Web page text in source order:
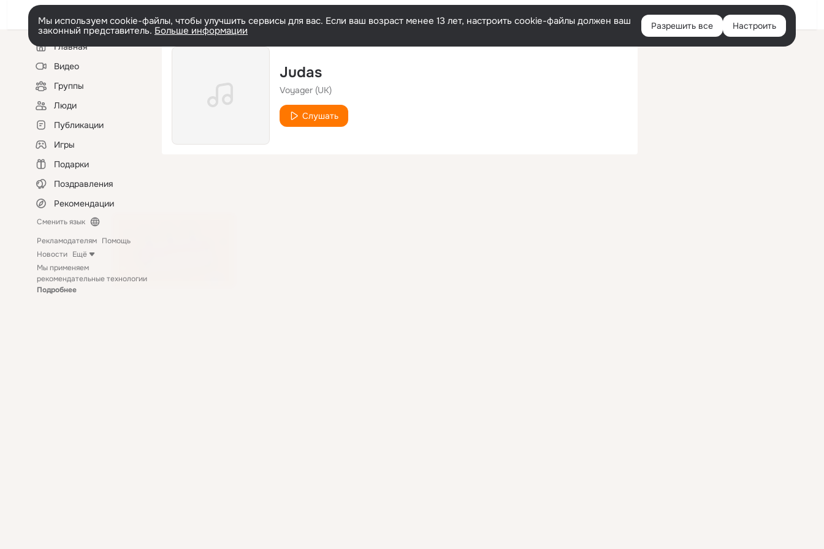
Войти
Мы используем cookie-файлы, чтобы улучшить сервисы для вас. Если ваш возраст менее 13 лет, настроить cookie-файлы должен ваш
законный представитель. Больше информации Разрешить все Настроить
Левая
колонкаГлавная
Видео
Группы
Люди
Публикации
Игры
Подарки
Поздравления
Рекомендации
Сменить язык
Рекламодателям Помощь
Новости Ещё
Мы применяем
рекомендательные технологии
Подробнее
Judas
Voyager (UK)
Слушать